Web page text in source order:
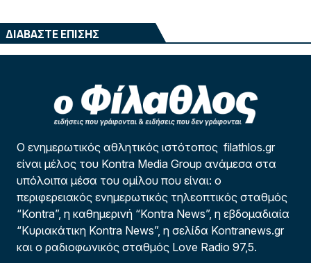
ΔΙΑΒΑΣΤΕ ΕΠΙΣΗΣ
Ο ενημερωτικός αθλητικός ιστότοπος filathlos.gr
είναι μέλος του Kontra Media Group ανάμεσα στα
υπόλοιπα μέσα του ομίλου που είναι: ο
περιφερειακός ενημερωτικός τηλεοπτικός σταθμός
“Kontra”, η καθημερινή “Kontra News”, η εβδομαδιαία
“Κυριακάτικη Kontra News”, η σελίδα Kontranews.gr
και ο ραδιοφωνικός σταθμός Love Radio 97,5.